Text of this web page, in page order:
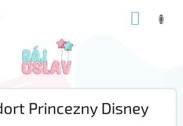
Princezny Disney